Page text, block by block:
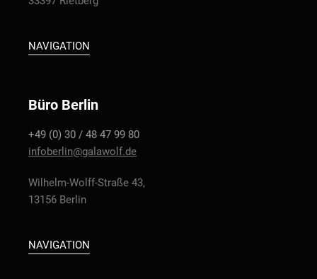
NAVIGATION
Büro Berlin
+49 (0) 30 / 48 47 99 80
infoberlin@galawolf.de
Wilhelm-Wolff-Straße 43,
13156 Berlin
NAVIGATION